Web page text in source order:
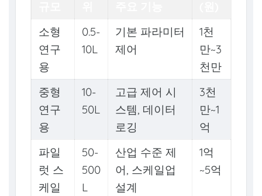
소형
연구
용
0.5-
10L
기본 파라미터
제어
1천
만~3
천만
중형
연구
용
10-
50L
고급 제어 시
스템, 데이터
로깅
3천
만~1
억
파일
럿 스
케일
50-
500
L
산업 수준 제
어, 스케일업
설계
1억
~5억